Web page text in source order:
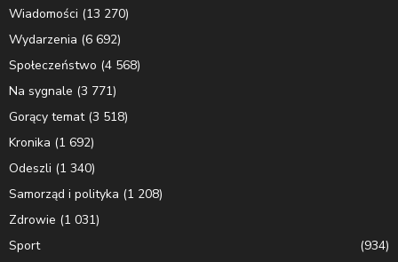
Wiadomości (13 270)
Wydarzenia (6 692)
Społeczeństwo (4 568)
Na sygnale (3 771)
Gorący temat(3 518)
Kronika (1 692)
Odeszli (1 340)
Samorząd i polityka (1 208)
Zdrowie (1 031)
Sport
(934)